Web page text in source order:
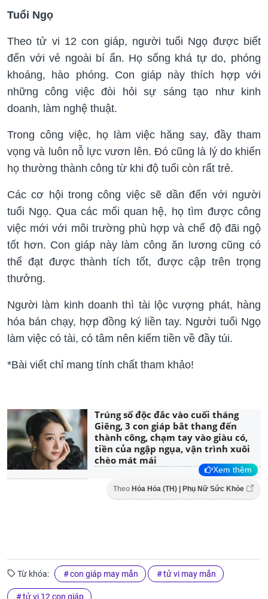
Tuổi Ngọ
Theo tử vi 12 con giáp, người tuổi Ngọ được biết
đến với vẻ ngoài bí ẩn. Họ sống khá tự do, phóng
khoáng, hào phóng. Con giáp này thích hợp với
những công việc đòi hỏi sự sáng tạo như kinh
doanh, làm nghệ thuật.
Trong công việc, họ làm việc hăng say, đầy tham
vọng và luôn nỗ lực vươn lên. Đó cũng là lý do khiến
họ thường thành công từ khi độ tuổi còn rất trẻ.
Các cơ hội trong công việc sẽ dần đến với người
tuổi Ngọ. Qua các mối quan hệ, họ tìm được công
việc mới với môi trường phù hợp và chế độ đãi ngộ
tốt hơn. Con giáp này làm công ăn lương cũng có
thể đạt được thành tích tốt, được cập trên trọng
thưởng.
Người làm kinh doanh thì tài lộc vượng phát, hàng
hóa bán chạy, hợp đồng ký liền tay. Người tuổi Ngọ
làm việc có tài, có tâm nên kiếm tiền về đầy túi.
*Bài viết chỉ mang tính chất tham khảo!
Trúng số độc đắc vào cuối tháng
Giêng, 3 con giáp bắt thang đến
thành công, chạm tay vào giàu có,
tiền của ngập ngụa, vận trình xuôi
chèo mát mái
Xem thêm
Theo Hỏa Hỏa (TH) | Phụ Nữ Sức Khỏe
Từ khóa: con giáp may mắn tử vi may mắn
tử vi 12 con giáp